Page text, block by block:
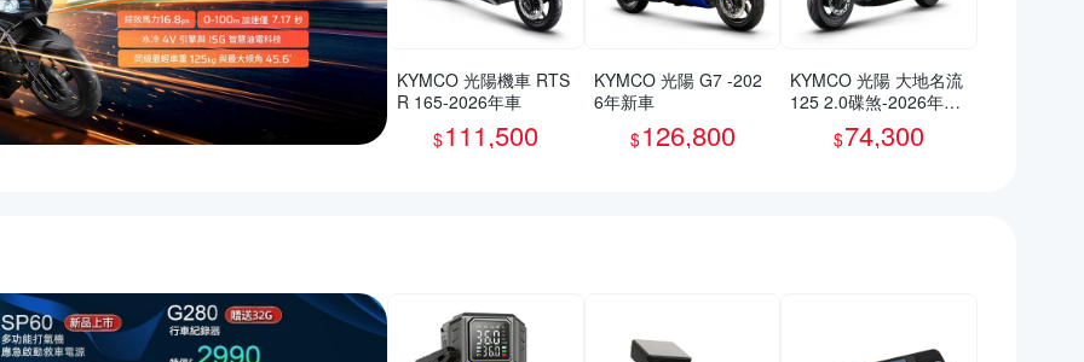
KYMCO 光陽機車 RTS
R 165-2026年車
$111,500
KYMCO 光陽 G7 -202
6年新車
$126,800
KYMCO 光陽 大地名流
125 2.0碟煞-2026年新
$74,300